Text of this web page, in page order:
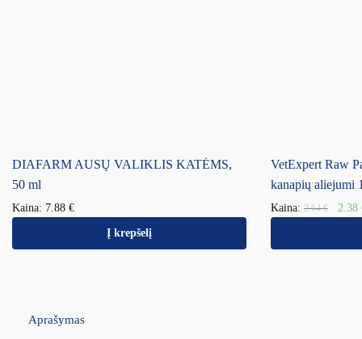
DIAFARM AUSŲ VALIKLIS KATĖMS,
50 ml
Kaina: 7.88 €
Į krepšelį
VetExpert Raw
kanapių aliejumi
Kaina: 2.64€ 2.38
Aprašymas